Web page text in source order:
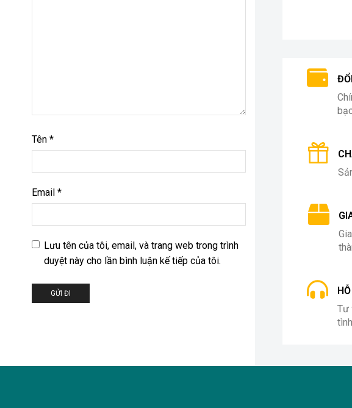
Tên*
Email*
Lưu tên của tôi, email, và trang web trong trình
duyệt này cho lần bình luận kế tiếp của tôi.
Tư